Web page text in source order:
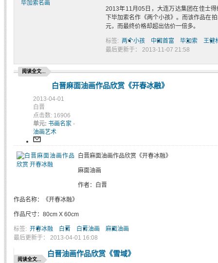
2013年11月05日，大连万达集团在佳士
下毕加索名作《两个小孩》。而该作品在
元，而最终价格却超出估价一倍多。
标签: 两个小孩 中国首富 毕加索
王健
最后更新于： 2013-11-07 21:58
阅读全文...
白晋麻面油画作品欣赏《开春冰融》
2013-04-01
白晋
点击数: 16906
单元: 书画名家 -
油画艺术
白晋麻面油画作品欣赏《开春冰融》
麻面油画
作者：白晋
作品名称：《开春冰融》
作品尺寸：80cm X 60cm
标签: 开春冰融 白晋 白晋油画
麻面油画
最后更新于： 2013-04-01 16:08
阅读全文...
白晋油画作品欣赏《雪域》